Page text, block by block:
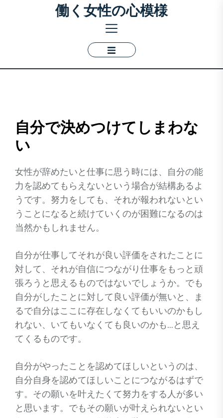
働く女性の心模様
自分で決めつけてしまわな
い
女性が辞めたいと仕事に思う時には、自分の能
力を認めてもらえないという場合が結構あるよ
うです。努力をしても、それが報われないとい
うことになると続けていくのが困難になるのは
当然かもしれません。
自分が仕事してそれが良い評価をされたことに
対して、それが自信につながり仕事をもっと頑
張ろうと思えるものではないでしょうか。でも
自分がしたことに対して良い評価が無いと、ま
るで自分はここに存在しなくてもいいのかもし
れない、いてもいなくても良いのかも…と思え
てくるものです。
自分がやったことを認めてほしいというのは、
自分自身を認めてほしいことにつながるはずで
す。その願いを叶えたくて努力をする人が多い
と思います。でもその願いが叶えられないとい